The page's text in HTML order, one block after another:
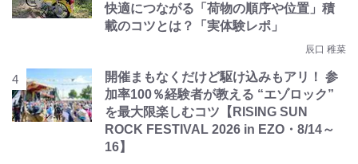
快適につながる「荷物の順序や位置」積
載のコツとは？「実体験レポ」
辰口 稚菜
開催まもなくだけど駆け込みもアリ！ 参
加率100％経験者が教える “エゾロック”
を最大限楽しむコツ【RISING SUN
ROCK FESTIVAL 2026 in EZO・8/14～
16】